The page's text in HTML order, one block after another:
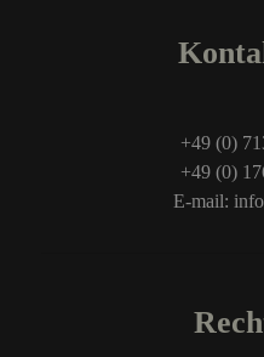
+49 (0)
+49 (0)
E-mail: